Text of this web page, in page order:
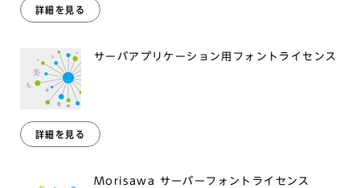
詳細を見る
サーバアプリケーション用フォントライセンス
詳細を見る
Morisawa サーバーフォントライセンス